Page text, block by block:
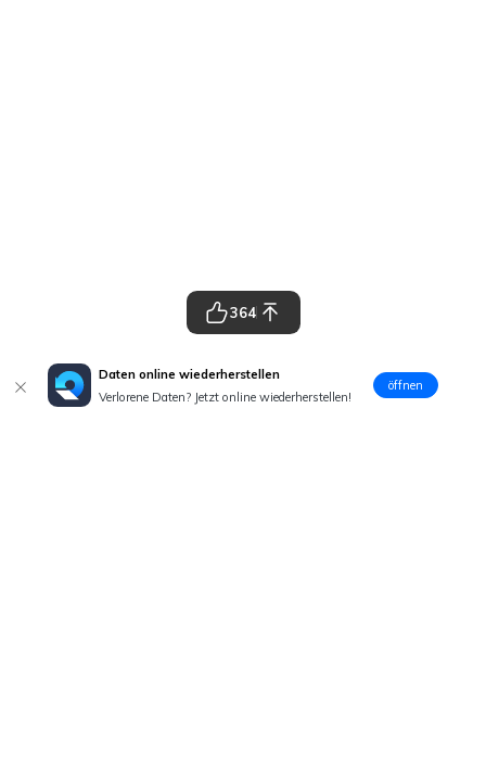
Daten online wiederherstellen
Verlorene Daten? Jetzt online wiederherstellen!
öffnen
364